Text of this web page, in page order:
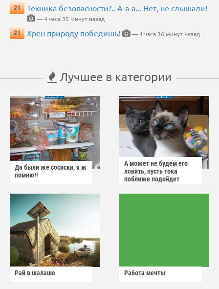
21
Техника безопасности?.. А-а-а... Нет, не слышали!
— 4 часа 35 минут назад
21
Хрен природу победишь! — 4 часа 36 минут назад
Лучшее в категории
Да были же сосиски, я ж
помню!!
А может не будем его
ловить, пусть тока
поближе подойдет
Рай в шалаше Работа мечты